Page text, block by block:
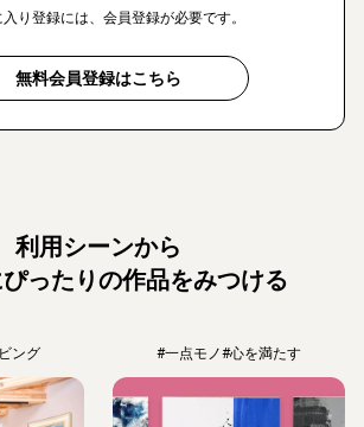
り登録には、会員登録が必要です。
無料会員登録はこちら
利用シーンから
ったりの作品をみつける
ング #一点モノ#心を満たす